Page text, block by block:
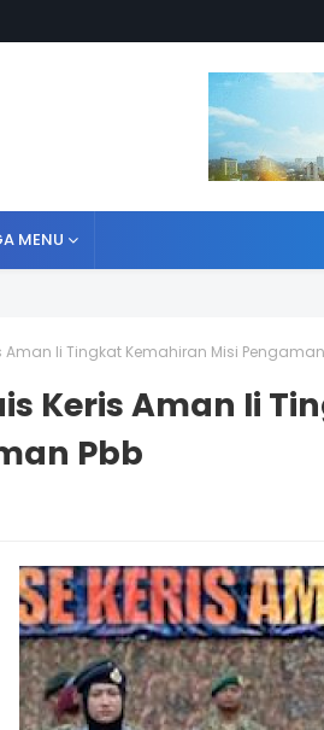
MENU
Aman Ii Tingkat Kemahiran Misi
Keris Aman Ii
Pbb